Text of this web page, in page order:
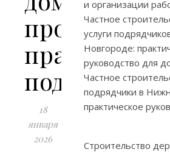
подход
18
января
2026
и организации
Частное
услуги
Новгороде:
руководство для
Частное
подрядчики в
практическое
Строительство